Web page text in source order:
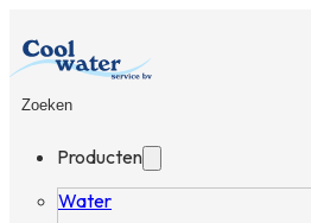
Zoeken
Producten
Water